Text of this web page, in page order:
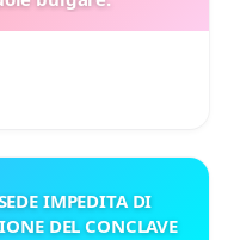
IMPEDITA DI
DEL CONCLAVE